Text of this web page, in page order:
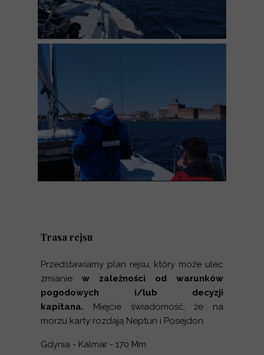
Trasa rejsu
Przedstawiamy plan rejsu, który może ulec
zmianie w zależności od warunków
pogodowych i/lub decyzji
kapitana. Miejcie świadomość, że na
morzu karty rozdają Neptun i Posejdon.
Gdynia - Kalmar - 170 Mm